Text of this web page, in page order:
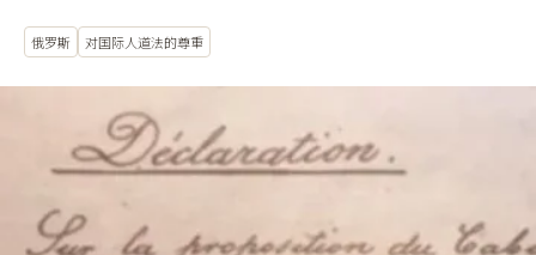
俄罗斯 对国际人道法的尊重